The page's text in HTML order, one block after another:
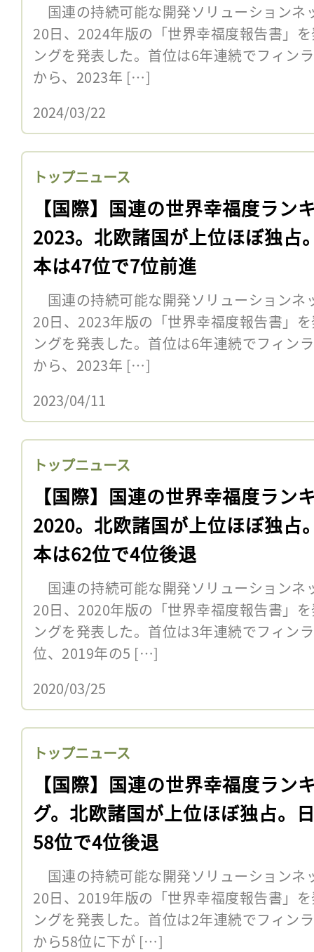
国連の持続可能な開発ソリューションネ
20日、2024年版の「世界幸福度報告書」
ングを発表した。首位は6年連続でフィン
から、2023年 […]
2024/03/22
トップニュース
【国際】国連の世界幸福度ラン
2023。北欧諸国が上位ほぼ独占
本は47位で7位前進
国連の持続可能な開発ソリューションネ
20日、2023年版の「世界幸福度報告書」
ングを発表した。首位は6年連続でフィン
から、2023年 […]
2023/04/11
トップニュース
【国際】国連の世界幸福度ラン
2020。北欧諸国が上位ほぼ独占
本は62位で4位後退
国連の持続可能な開発ソリューションネ
20日、2020年版の「世界幸福度報告書」
ングを発表した。首位は3年連続でフィン
位、2019年の5 […]
2020/03/25
トップニュース
【国際】国連の世界幸福度ラン
グ。北欧諸国が上位ほぼ独占。
58位で4位後退
国連の持続可能な開発ソリューションネ
20日、2019年版の「世界幸福度報告書」
ングを発表した。首位は2年連続でフィン
から58位に下が […]